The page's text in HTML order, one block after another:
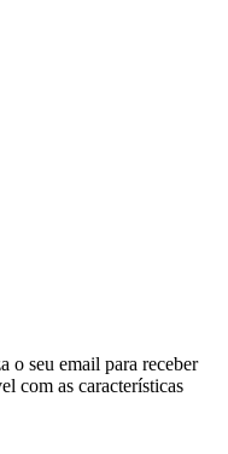
o seu email para receber
com as características